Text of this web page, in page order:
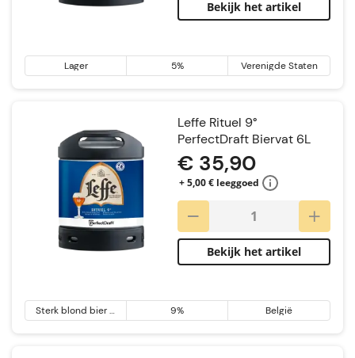
Bekijk het artikel
Lager 5% Verenigde Staten
Leffe Rituel 9°
PerfectDraft Biervat 6L
€ 35,90
+ 5,00 € leeggoed
Bekijk het artikel
Sterk blond bier &
Tripel
9% België